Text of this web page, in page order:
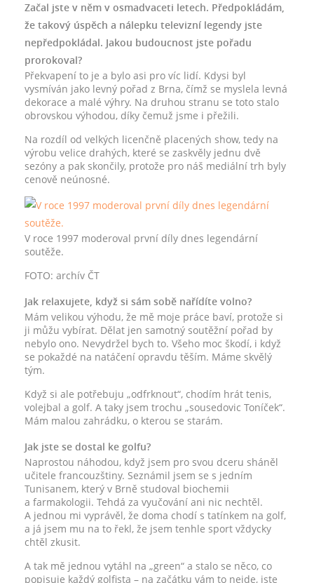
Začal jste v něm v osmadvaceti letech. Předpokládám,
že takový úspěch a nálepku televizní legendy jste
nepředpokládal. Jakou budoucnost jste pořadu
prorokoval?
Překvapení to je a bylo asi pro víc lidí. Kdysi byl
vysmíván jako levný pořad z Brna, čímž se myslela levná
dekorace a malé výhry. Na druhou stranu se toto stalo
obrovskou výhodou, díky čemuž jsme i přežili.
Na rozdíl od velkých licenčně placených show, tedy na
výrobu velice drahých, které se zaskvěly jednu dvě
sezóny a pak skončily, protože pro náš mediální trh byly
cenově neúnosné.
V roce 1997 moderoval první díly dnes legendární
soutěže.
FOTO: archív ČT
Jak relaxujete, když si sám sobě nařídíte volno?
Mám velikou výhodu, že mě moje práce baví, protože si
ji můžu vybírat. Dělat jen samotný soutěžní pořad by
nebylo ono. Nevydržel bych to. Všeho moc škodí, i když
se pokaždé na natáčení opravdu těším. Máme skvělý
tým.
Když si ale potřebuju „odfrknout“, chodím hrát tenis,
volejbal a golf. A taky jsem trochu „sousedovic Toníček“.
Mám malou zahrádku, o kterou se starám.
Jak jste se dostal ke golfu?
Naprostou náhodou, když jsem pro svou dceru sháněl
učitele francouzštiny. Seznámil jsem se s jedním
Tunisanem, který v Brně studoval biochemii
a farmakologii. Tehdá za vyučování ani nic nechtěl.
A jednou mi vyprávěl, že doma chodí s tatínkem na golf,
a já jsem mu na to řekl, že jsem tenhle sport vždycky
chtěl zkusit.
A tak mě jednou vytáhl na „green“ a stalo se něco, co
popisuje každý golfista – na začátku vám to nejde, jste